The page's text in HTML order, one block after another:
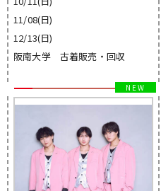
11/08(日)
12/13(日)
阪南大学 古着販売・回収